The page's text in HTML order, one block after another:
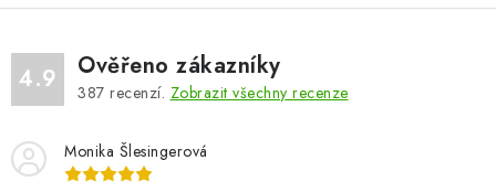
4.9 Ověřeno zákazníky
387 recenzí. Zobrazit všechny recenze
Monika Šlesingerová